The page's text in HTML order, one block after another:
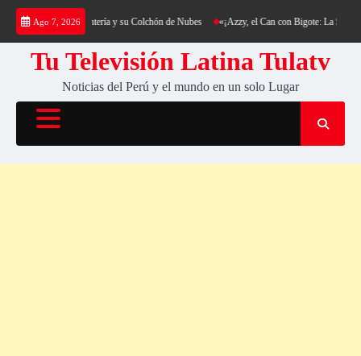
Saltar
contenido
Ago 7, 2026
al Cerro Cantería y su Colchón de Nubes «¡Azzy, el Can con Bigote: La
Tu Televisión Latina Tulatv
Noticias del Perú y el mundo en un solo Lugar